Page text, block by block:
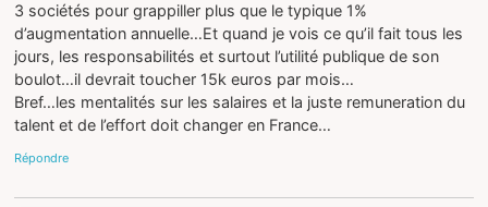
3 sociétés pour grappiller plus que le typique 1%
d’augmentation annuelle…Et quand je vois ce qu’il fait tous les
jours, les responsabilités et surtout l’utilité publique de son
boulot…il devrait toucher 15k euros par mois…
Bref…les mentalités sur les salaires et la juste remuneration du
talent et de l’effort doit changer en France…
Répondre